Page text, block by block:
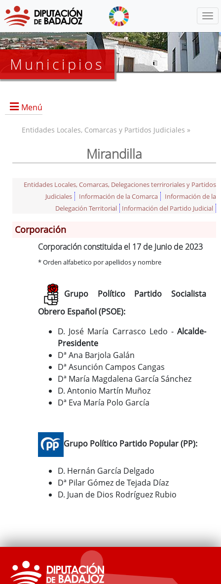
Municipios
Menú
Información General
Historia
Gastronomía
Fiestas
Población
Correo-e gratis
Códigos para FACe
Entidades Locales, Comarcas y Partidos Judiciales »
Mirandilla
Entidades Locales, Comarcas, Delegaciones terriroriales y Partidos
Judiciales
Información de la Comarca
Información de la
Delegación Territorial
Información del Partido Judicial
Corporación
Corporación constituida el 17 de Junio de 2023
* Orden alfabetico por apellidos y nombre
Grupo Político Partido Socialista
Obrero Español (PSOE):
D. José María Carrasco Ledo - Alcalde-
Presidente
Dª Ana Barjola Galán
Dª Asunción Campos Cangas
Dª María Magdalena García Sánchez
D. Antonio Martín Muñoz
Dª Eva María Polo García
Grupo Político Partido Popular (PP):
D. Hernán García Delgado
Dª Pilar Gómez de Tejada Díaz
D. Juan de Dios Rodríguez Rubio